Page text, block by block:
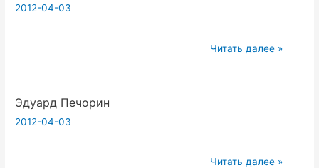
2012-04-03
Эдуард
Читать далее »
Эдуард Печорин
2012-04-03
Эдуард
Читать далее »